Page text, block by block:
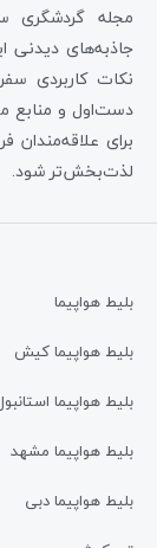
مجله گردشگری
جاذبه‌های دیدنی
نکات کاربردی
دست‌اول و منابع
برای علاقه‌مندان
لذت‌بخش‌تر شود.
بلیط هواپیما
بلیط هواپیما کیش
بلیط هواپیما
بلیط هواپیما مشهد
بلیط هواپیما دبی